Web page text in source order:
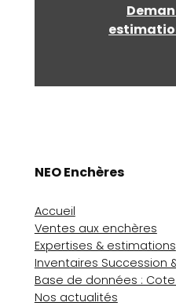
NEO Enchères
Accueil
Ventes aux enchères
Expertises & estimations
Inventaires Succession
Base de données :
Nos actualités